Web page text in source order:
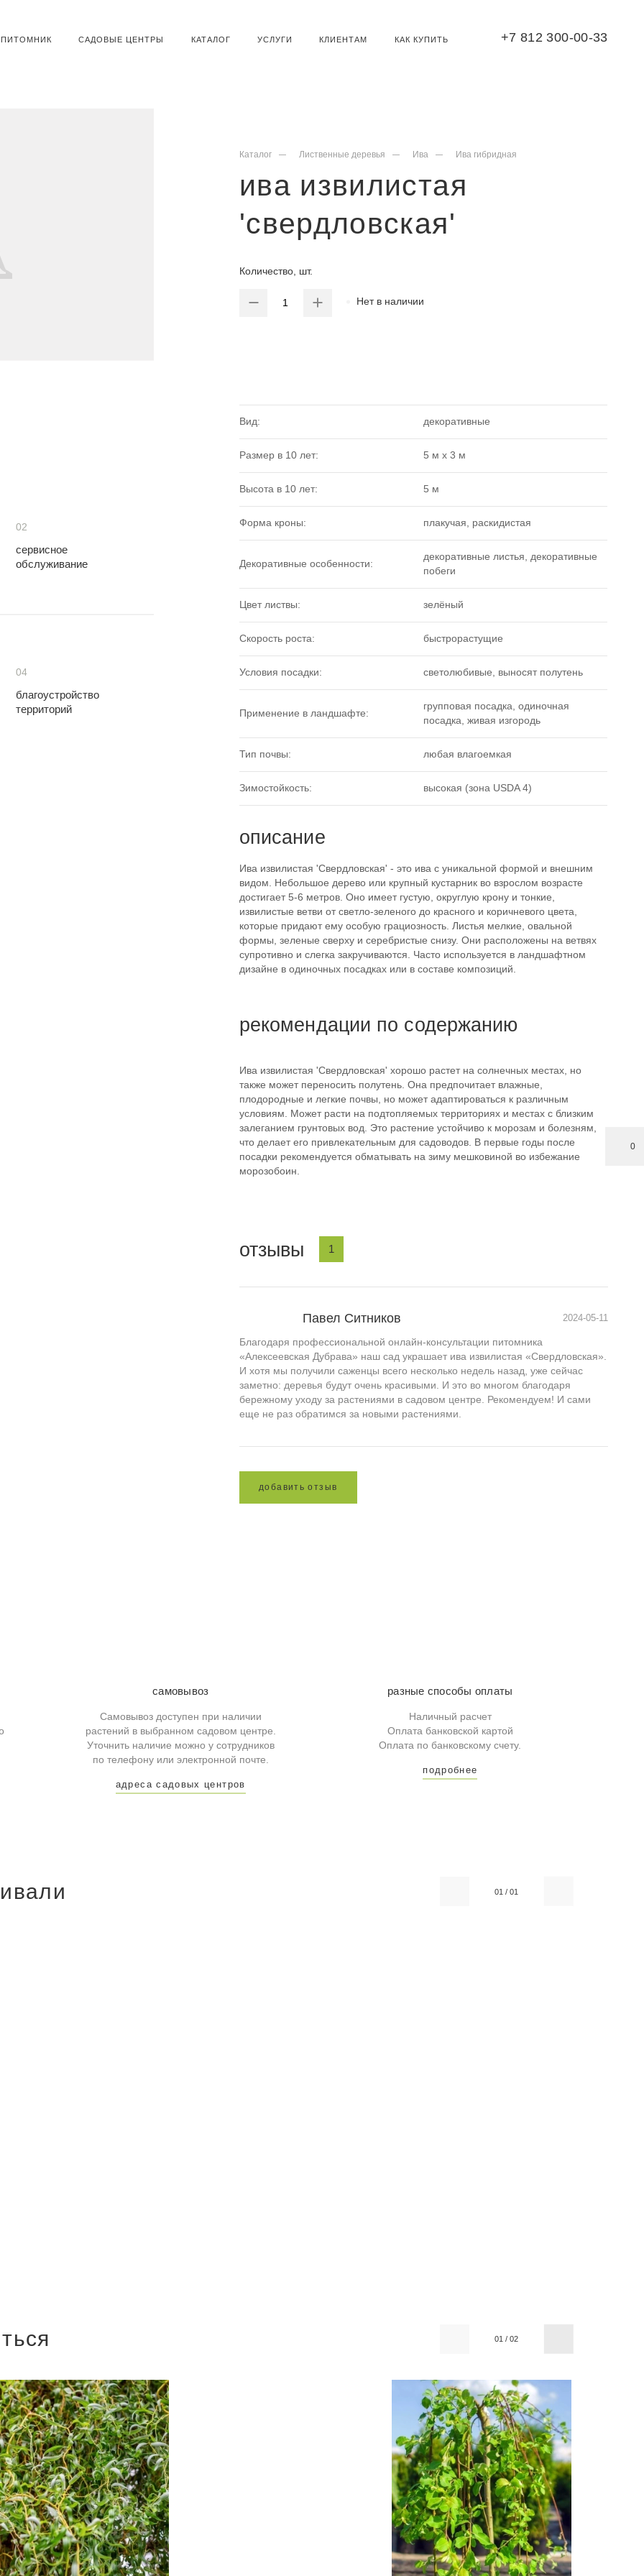
0
ПИТОМНИК САДОВЫЕ ЦЕНТРЫ КАТАЛОГ УСЛУГИ КЛИЕНТАМ КАК КУПИТЬ +7 812 300-00-33
02
сервисное
обслуживание
04
благоустройство
территорий
Каталог Лиственные деревья Ива Ива гибридная
ива извилистая
'свердловская'
Количество, шт.
Нет в наличии
Вид: декоративные
Размер в 10 лет: 5 м x 3 м
Высота в 10 лет: 5 м
Форма кроны: плакучая, раскидистая
Декоративные особенности:
декоративные листья, декоративные
побеги
Цвет листвы: зелёный
Скорость роста: быстрорастущие
Условия посадки: светолюбивые, выносят полутень
Применение в ландшафте:
групповая посадка, одиночная
посадка, живая изгородь
Тип почвы: любая влагоемкая
Зимостойкость: высокая (зона USDA 4)
описание
Ива извилистая 'Свердловская' - это ива с уникальной формой и внешним
видом. Небольшое дерево или крупный кустарник во взрослом возрасте
достигает 5-6 метров. Оно имеет густую, округлую крону и тонкие,
извилистые ветви от светло-зеленого до красного и коричневого цвета,
которые придают ему особую грациозность. Листья мелкие, овальной
формы, зеленые сверху и серебристые снизу. Они расположены на ветвях
супротивно и слегка закручиваются. Часто используется в ландшафтном
дизайне в одиночных посадках или в составе композиций.
рекомендации по содержанию
Ива извилистая 'Свердловская' хорошо растет на солнечных местах, но
также может переносить полутень. Она предпочитает влажные,
плодородные и легкие почвы, но может адаптироваться к различным
условиям. Может расти на подтопляемых территориях и местах с близким
залеганием грунтовых вод. Это растение устойчиво к морозам и болезням,
что делает его привлекательным для садоводов. В первые годы после
посадки рекомендуется обматывать на зиму мешковиной во избежание
морозобоин.
отзывы 1
Павел Ситников 2024-05-11
Благодаря профессиональной онлайн-консультации питомника
«Алексеевская Дубрава» наш сад украшает ива извилистая «Свердловская».
И хотя мы получили саженцы всего несколько недель назад, уже сейчас
заметно: деревья будут очень красивыми. И это во многом благодаря
бережному уходу за растениями в садовом центре. Рекомендуем! И сами
еще не раз обратимся за новыми растениями.
до бавить о тз ыв
самовывоз
Самовывоз доступен при наличии
растений в выбранном садовом центре.
Уточнить наличие можно у сотрудников
по телефону или электронной почте.
адреса садовых центров
разные способы оплаты
Наличный расчет
Оплата банковской картой
Оплата по банковскому счету.
подробнее
01 /01
01 /02